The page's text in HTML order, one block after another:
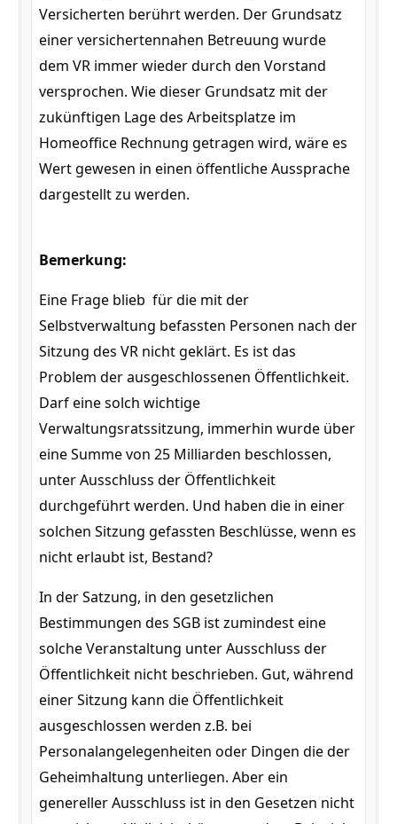
Versicherten berührt werden. Der Grundsatz
einer versichertennahen Betreuung wurde
dem VR immer wieder durch den Vorstand
versprochen. Wie dieser Grundsatz mit der
zukünftigen Lage des Arbeitsplatze im
Homeoffice Rechnung getragen wird, wäre es
Wert gewesen in einen öffentliche Aussprache
dargestellt zu werden.
Bemerkung:
Eine Frage blieb für die mit der
Selbstverwaltung befassten Personen nach der
Sitzung des VR nicht geklärt. Es ist das
Problem der ausgeschlossenen Öffentlichkeit.
Darf eine solch wichtige
Verwaltungsratssitzung, immerhin wurde über
eine Summe von 25 Milliarden beschlossen,
unter Ausschluss der Öffentlichkeit
durchgeführt werden. Und haben die in einer
solchen Sitzung gefassten Beschlüsse, wenn es
nicht erlaubt ist, Bestand?
In der Satzung, in den gesetzlichen
Bestimmungen des SGB ist zumindest eine
solche Veranstaltung unter Ausschluss der
Öffentlichkeit nicht beschrieben. Gut, während
einer Sitzung kann die Öffentlichkeit
ausgeschlossen werden z.B. bei
Personalangelegenheiten oder Dingen die der
Geheimhaltung unterliegen. Aber ein
genereller Ausschluss ist in den Gesetzen nicht